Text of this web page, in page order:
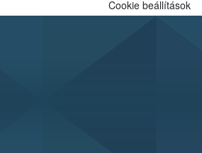
fejlődésének nyomonkövetésével.
Cookie beállítások